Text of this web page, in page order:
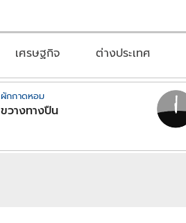
เศรษฐกิจ ต่างประเทศ
ผักกาดหอม
ขวางทางปืน